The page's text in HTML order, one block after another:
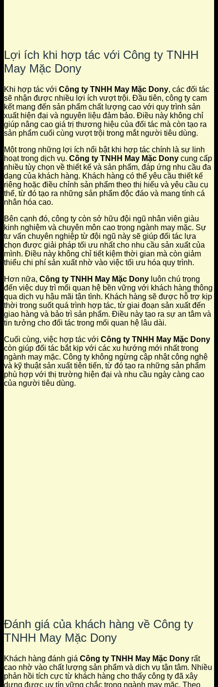
Lợi ích khi hợp tác với Công ty TNHH
May Mặc Dony
Khi hợp tác với Công ty TNHH May Mặc Dony, các đối tác
sẽ nhận được nhiều lợi ích vượt trội. Đầu tiên, công ty cam
kết mang đến sản phẩm chất lượng cao với quy trình sản
xuất hiện đại và nguyên liệu đảm bảo. Điều này không chỉ
giúp nâng cao giá trị thương hiệu của đối tác mà còn tạo ra
sản phẩm cuối cùng vượt trội trong mắt người tiêu dùng.
Một trong những lợi ích nổi bật khi hợp tác chính là sự linh
hoạt trong dịch vụ. Công ty TNHH May Mặc Dony cung cấp
nhiều tùy chọn về thiết kế và sản phẩm, đáp ứng nhu cầu đa
dạng của khách hàng. Khách hàng có thể yêu cầu thiết kế
riêng hoặc điều chỉnh sản phẩm theo thị hiếu và yêu cầu cụ
thể, từ đó tạo ra những sản phẩm độc đáo và mang tính cá
nhân hóa cao.
Bên cạnh đó, công ty còn sở hữu đội ngũ nhân viên giàu
kinh nghiệm và chuyên môn cao trong ngành may mặc. Sự
tư vấn chuyên nghiệp từ đội ngũ này sẽ giúp đối tác lựa
chọn được giải pháp tối ưu nhất cho nhu cầu sản xuất của
mình. Điều này không chỉ tiết kiệm thời gian mà còn giảm
thiểu chi phí sản xuất nhờ vào việc tối ưu hóa quy trình.
Hơn nữa, Công ty TNHH May Mặc Dony luôn chú trọng
đến việc duy trì mối quan hệ bền vững với khách hàng thông
qua dịch vụ hậu mãi tận tình. Khách hàng sẽ được hỗ trợ kịp
thời trong suốt quá trình hợp tác, từ giai đoạn sản xuất đến
giao hàng và bảo trì sản phẩm. Điều này tạo ra sự an tâm và
tin tưởng cho đối tác trong mối quan hệ lâu dài.
Cuối cùng, việc hợp tác với Công ty TNHH May Mặc Dony
còn giúp đối tác bắt kịp với các xu hướng mới nhất trong
ngành may mặc. Công ty không ngừng cập nhật công nghệ
và kỹ thuật sản xuất tiên tiến, từ đó tạo ra những sản phẩm
phù hợp với thị trường hiện đại và nhu cầu ngày càng cao
của người tiêu dùng.
Đánh giá của khách hàng về Công ty
TNHH May Mặc Dony
Khách hàng đánh giá Công ty TNHH May Mặc Dony rất
cao nhờ vào chất lượng sản phẩm và dịch vụ tận tâm. Nhiều
phản hồi tích cực từ khách hàng cho thấy công ty đã xây
dựng được uy tín vững chắc trong ngành may mặc. Theo